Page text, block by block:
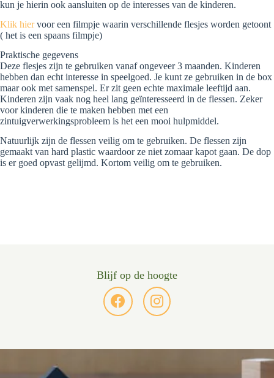
kun je hierin ook aansluiten op de interesses van de kinderen.
Klik hiervoor een filmpje waarin verschillende flesjes worden getoont
( het is een spaans filmpje)
Praktische gegevens
Deze flesjes zijn te gebruiken vanaf ongeveer 3 maanden. Kinderen
hebben dan echt interesse in speelgoed. Je kunt ze gebruiken in de box
maar ook met samenspel. Er zit geen echte maximale leeftijd aan.
Kinderen zijn vaak nog heel lang geïnteresseerd in de flessen. Zeker
voor kinderen die te maken hebben met een
zintuigverwerkingsprobleem is het een mooi hulpmiddel.
Natuurlijk zijn de flessen veilig om te gebruiken. De flessen zijn
gemaakt van hard plastic waardoor ze niet zomaar kapot gaan. De dop
is er goed opvast gelijmd. Kortom veilig om te gebruiken.
Blijf op de hoogte